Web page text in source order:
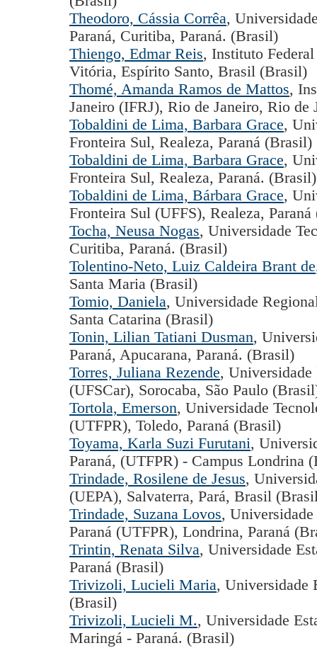
Theodoro, Cássia Corrêa,
Paraná, Curitiba, Paraná. (Brasil)
Thiengo, Edmar Reis, Instituto
Vitória, Espírito Santo, Brasil (Brasil)
Thomé, Amanda Ramos de Mattos,
Janeiro (IFRJ), Rio de Janeiro, Rio de
Tobaldini de Lima, Barbara Grace,
Fronteira Sul, Realeza, Paraná (Brasil)
Tobaldini de Lima, Barbara Grace,
Fronteira Sul, Realeza, Paraná. (Brasil)
Tobaldini de Lima, Bárbara Grace,
Fronteira Sul (UFFS), Realeza,
Tocha, Neusa Nogas, Universidade
Curitiba, Paraná. (Brasil)
Tolentino-Neto, Luiz Caldeira Brant de
Santa Maria (Brasil)
Tomio, Daniela, Universidade
Santa Catarina (Brasil)
Tonin, Lilian Tatiani Dusman,
Paraná, Apucarana, Paraná. (Brasil)
Torres, Juliana Rezende, Universidade
(UFSCar), Sorocaba, São Paulo
Tortola, Emerson, Universidade
(UTFPR), Toledo, Paraná (Brasil)
Toyama, Karla Suzi Furutani,
Paraná, (UTFPR) - Campus Londrina
Trindade, Rosilene de Jesus,
(UEPA), Salvaterra, Pará, Brasil
Trindade, Suzana Lovos,
Paraná (UTFPR), Londrina, Paraná
Trintin, Renata Silva, Universidade
Paraná (Brasil)
Trivizoli, Lucieli Maria, Universidade
(Brasil)
Trivizoli, Lucieli M., Universidade
Maringá - Paraná. (Brasil)